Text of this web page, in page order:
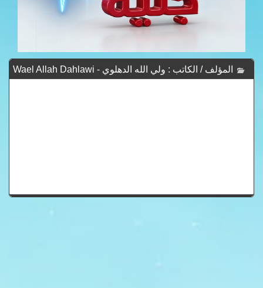
المؤلف / الكاتب : ولي الله الدهلوي - Wael Allah Dahlawi